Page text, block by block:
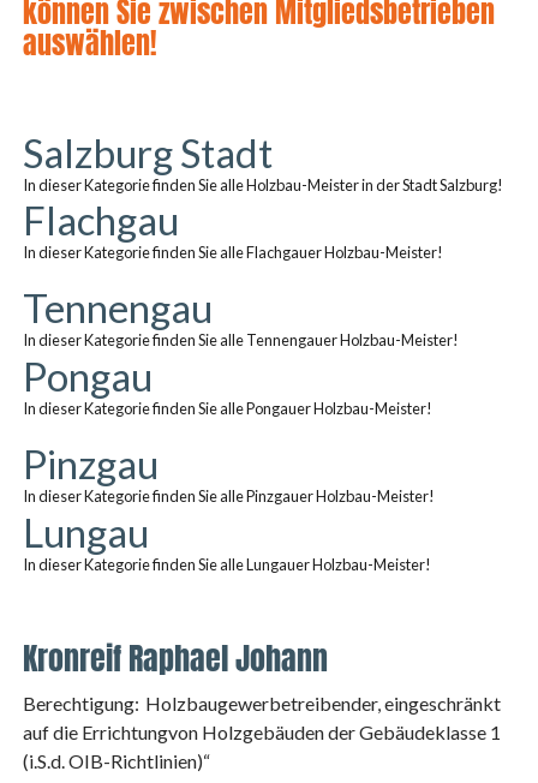
können Sie zwischen Mitgliedsbetrieben
auswählen!
Salzburg Stadt
In dieser Kategorie finden Sie alle Holzbau-Meister in der Stadt Salzburg!
Flachgau
In dieser Kategorie finden Sie alle Flachgauer Holzbau-Meister!
Tennengau
In dieser Kategorie finden Sie alle Tennengauer Holzbau-Meister!
Pongau
In dieser Kategorie finden Sie alle Pongauer Holzbau-Meister!
Pinzgau
In dieser Kategorie finden Sie alle Pinzgauer Holzbau-Meister!
Lungau
In dieser Kategorie finden Sie alle Lungauer Holzbau-Meister!
Kronreif Raphael Johann
Berechtigung: Holzbaugewerbetreibender, eingeschränkt
auf die Errichtungvon Holzgebäuden der Gebäudeklasse 1
(i.S.d. OIB-Richtlinien)“